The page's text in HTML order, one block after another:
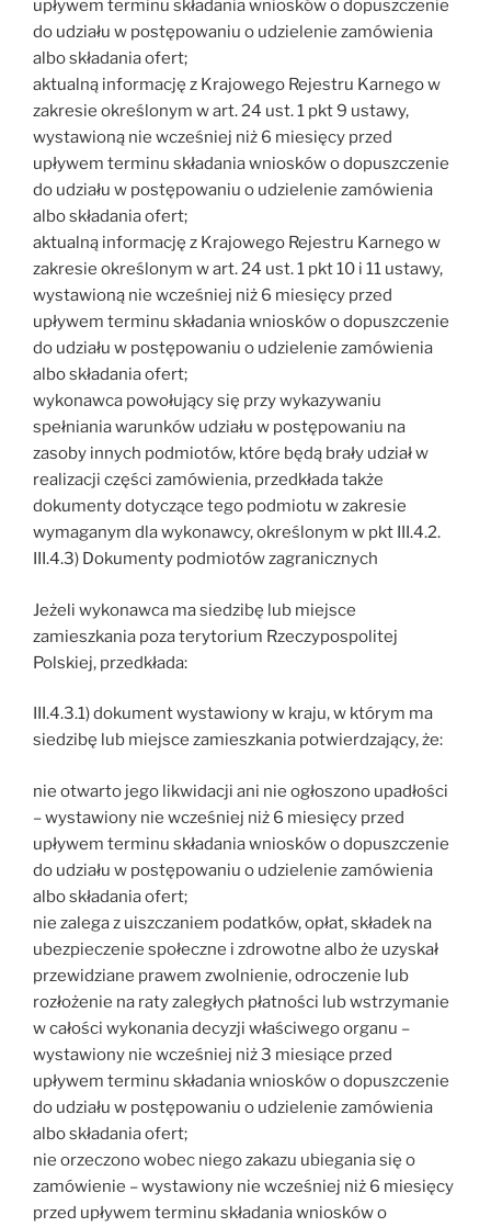
upływem terminu składania wniosków o dopuszczenie
do udziału w postępowaniu o udzielenie zamówienia
albo składania ofert;
aktualną informację z Krajowego Rejestru Karnego w
zakresie określonym w art. 24 ust. 1 pkt 9 ustawy,
wystawioną nie wcześniej niż 6 miesięcy przed
upływem terminu składania wniosków o dopuszczenie
do udziału w postępowaniu o udzielenie zamówienia
albo składania ofert;
aktualną informację z Krajowego Rejestru Karnego w
zakresie określonym w art. 24 ust. 1 pkt 10 i 11 ustawy,
wystawioną nie wcześniej niż 6 miesięcy przed
upływem terminu składania wniosków o dopuszczenie
do udziału w postępowaniu o udzielenie zamówienia
albo składania ofert;
wykonawca powołujący się przy wykazywaniu
spełniania warunków udziału w postępowaniu na
zasoby innych podmiotów, które będą brały udział w
realizacji części zamówienia, przedkłada także
dokumenty dotyczące tego podmiotu w zakresie
wymaganym dla wykonawcy, określonym w pkt III.4.2.
III.4.3) Dokumenty podmiotów zagranicznych
Jeżeli wykonawca ma siedzibę lub miejsce
zamieszkania poza terytorium Rzeczypospolitej
Polskiej, przedkłada:
III.4.3.1) dokument wystawiony w kraju, w którym ma
siedzibę lub miejsce zamieszkania potwierdzający, że:
nie otwarto jego likwidacji ani nie ogłoszono upadłości
– wystawiony nie wcześniej niż 6 miesięcy przed
upływem terminu składania wniosków o dopuszczenie
do udziału w postępowaniu o udzielenie zamówienia
albo składania ofert;
nie zalega z uiszczaniem podatków, opłat, składek na
ubezpieczenie społeczne i zdrowotne albo że uzyskał
przewidziane prawem zwolnienie, odroczenie lub
rozłożenie na raty zaległych płatności lub wstrzymanie
w całości wykonania decyzji właściwego organu –
wystawiony nie wcześniej niż 3 miesiące przed
upływem terminu składania wniosków o dopuszczenie
do udziału w postępowaniu o udzielenie zamówienia
albo składania ofert;
nie orzeczono wobec niego zakazu ubiegania się o
zamówienie – wystawiony nie wcześniej niż 6 miesięcy
przed upływem terminu składania wniosków o